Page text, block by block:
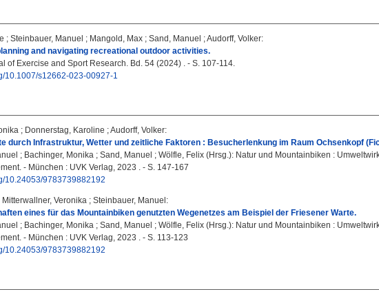
; Steinbauer, Manuel ; Mangold, Max ; Sand, Manuel ;Audorff, Volker:
and navigating recreational outdoor activities.
of Exercise and Sport Research. Bd. 54 (2024) . - S. 107-114.
10.1007/s12662-023-00927-1
; Donnerstag, Karoline ;Audorff, Volker:
durch Infrastruktur, Wetter und zeitliche Faktoren : Besucherlenkung im Raum Ochsenkopf
; Bachinger, Monika ; Sand, Manuel ; Wölfle, Felix (Hrsg.): Natur und Mountainbiken :
- München : UVK Verlag, 2023 . - S. 147-167
10.24053/9783739882192
Mitterwallner, Veronika ; Steinbauer, Manuel :
eines für das Mountainbiken genutzten Wegenetzes am Beispiel der Friesener Warte.
; Bachinger, Monika ; Sand, Manuel ; Wölfle, Felix (Hrsg.): Natur und Mountainbiken :
- München : UVK Verlag, 2023 . - S. 113-123
10.24053/9783739882192